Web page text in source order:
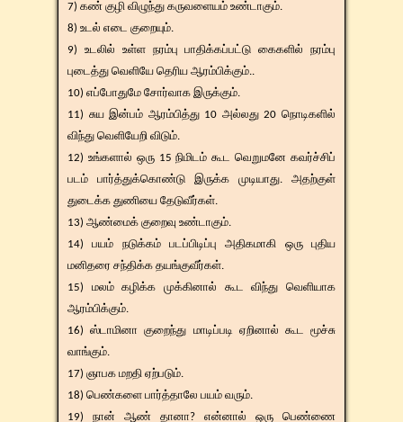
7) கண் குழி விழுந்து கருவளையம் உண்டாகும்.
8) உடல் எடை குறையும்.
9) உடலில் உள்ள நரம்பு பாதிக்கப்பட்டு கைகளில் நரம்பு
புடைத்து வெளியே தெரிய ஆரம்பிக்கும்..
10) எப்போதுமே சோர்வாக இருக்கும்.
11) சுய இன்பம் ஆரம்பித்து 10 அல்லது 20 நொடிகளில்
விந்து வெளியேறி விடும்.
12) உங்களால் ஒரு 15 நிமிடம் கூட வெறுமனே கவர்ச்சிப்
படம் பார்த்துக்கொண்டு இருக்க முடியாது. அதற்குள்
துடைக்க துணியை தேடுவீர்கள்.
13) ஆண்மைக் குறைவு உண்டாகும்.
14) பயம் நடுக்கம் படப்பிடிப்பு அதிகமாகி ஒரு புதிய
மனிதரை சந்திக்க தயங்குவீர்கள்.
15) மலம் கழிக்க முக்கினால் கூட விந்து வெளியாக
ஆரம்பிக்கும்.
16) ஸ்டாமினா குறைந்து மாடிப்படி ஏறினால் கூட மூச்சு
வாங்கும்.
17) ஞாபக மறதி ஏற்படும்.
18) பெண்களை பார்த்தாலே பயம் வரும்.
19) நான் ஆண் தானா? என்னால் ஒரு பெண்ணை